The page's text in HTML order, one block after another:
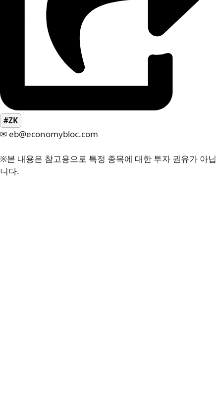
#ZK
✉ eb@economybloc.com
※본 내용은 참고용으로 특정 종목에 대한 투자 권유가 아닙
니다.